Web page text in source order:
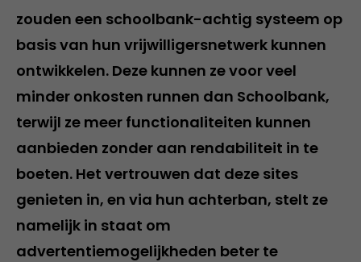
zouden een schoolbank-achtig systeem op
basis van hun vrijwilligersnetwerk kunnen
ontwikkelen. Deze kunnen ze voor veel
minder onkosten runnen dan Schoolbank,
terwijl ze meer functionaliteiten kunnen
aanbieden zonder aan rendabiliteit in te
boeten. Het vertrouwen dat deze sites
genieten in, en via hun achterban, stelt ze
namelijk in staat om
advertentiemogelijkheden beter te